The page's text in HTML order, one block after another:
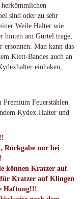
sind oder zu sehr
Weile Halter wie
hinten am Gürtel trage,
ersonnen. Man kann das
Klett-Bandes auch an
einhaken,
Premium Feuerstählen
Kydex-Halter und
Rückgabe nur bei
können Kratzer auf
Kratzer auf Klingen
Haftung!!!